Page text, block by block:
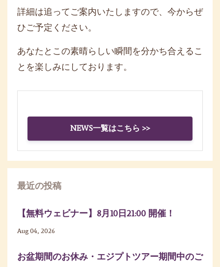
詳細は追ってご案内いたしますので、今からぜ
ひご予定ください。
あなたとこの素晴らしい瞬間を分かち合えるこ
とを楽しみにしてお ります。
NEWS一覧はこちら >>
最近の投稿
【無料ウェビナー】8月10日21:00 開催！
Aug 04, 2026
お盆期間のお休み・エジプトツアー期間中のご